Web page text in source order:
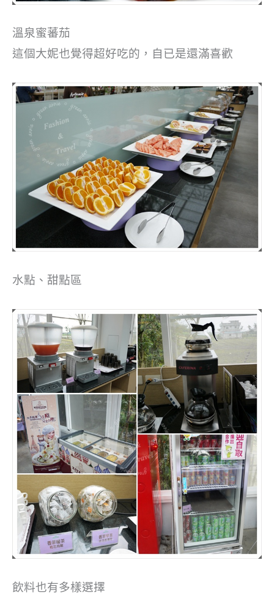
溫泉蜜蕃茄
這個大妮也覺得超好吃的，自已是還滿喜歡
水點、甜點區
飲料也有多樣選擇